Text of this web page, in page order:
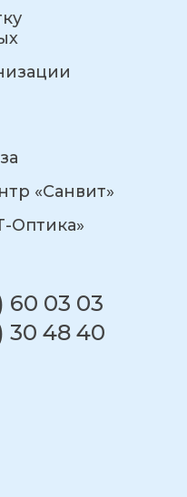
«Санвит»
Оптика»
60 03 03
30 48 40